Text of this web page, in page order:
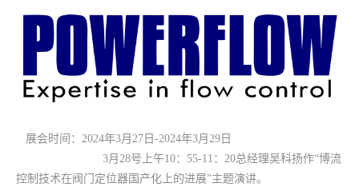
展会时间：2024年3月27日-2024年3月29日
3月28号上午10：55-11：20总经理吴科扬作“博流
控制技术在阀门定位器国产化上的进展”主题演讲。